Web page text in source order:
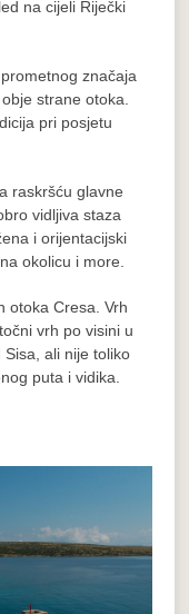
na cijeli Riječki
značaja
strane otoka.
pri posjetu
raskršću glavne
vidljiva staza
i orijentacijski
okolicu i more.
otoka Cresa. Vrh
vrh po visini u
ali nije toliko
puta i vidika.